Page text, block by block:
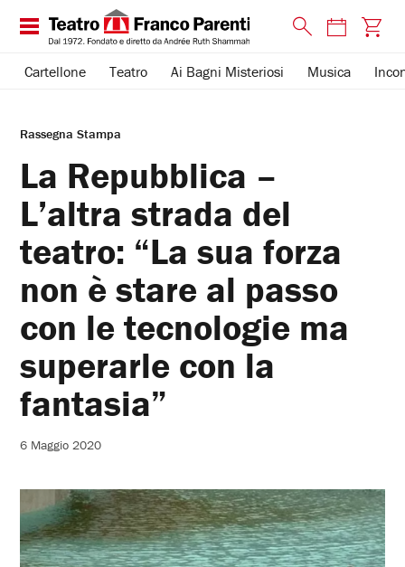
Cartellone Teatro Ai Bagni Misteriosi Musica
Rassegna Stampa
La Repubblica –
L’altra strada del
teatro: “La sua forza
non è stare al passo
con le tecnologie ma
superarle con la
fantasia”
6 Maggio 2020